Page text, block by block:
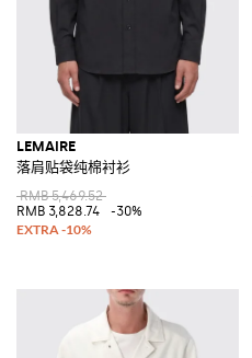
LEMAIRE
落肩贴袋纯棉衬衫
RMB 5,469.52
RMB 3,828.74
-30%